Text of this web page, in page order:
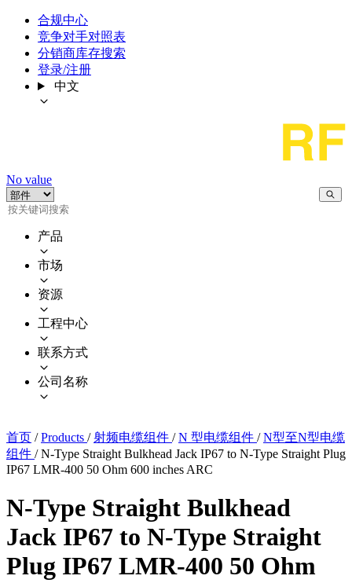
合规中心
竞争对手对照表
分销商库存搜索
登录/注册
中文
No value
产品
市场
资源
工程中心
联系方式
公司名称
首页 / Products / 射频电缆组件 / N 型电缆组件 / N型至N型电缆
组件 / N-Type Straight Bulkhead Jack IP67 to N-Type Straight Plug
IP67 LMR-400 50 Ohm 600 inches ARC
N-Type Straight Bulkhead
Jack IP67 to N-Type Straight
Plug IP67 LMR-400 50 Ohm